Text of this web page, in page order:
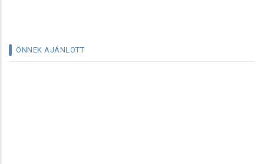
ÖNNEK AJÁNLOTT